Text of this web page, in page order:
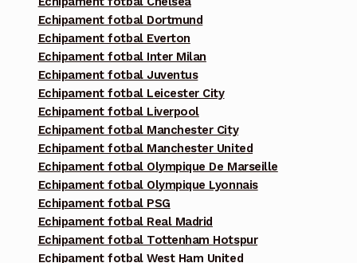
Echipament fotbal Dortmund
Echipament fotbal Everton
Echipament fotbal Inter Milan
Echipament fotbal Juventus
Echipament fotbal Leicester City
Echipament fotbal Liverpool
Echipament fotbal Manchester City
Echipament fotbal Manchester United
Echipament fotbal Olympique De Marseille
Echipament fotbal Olympique Lyonnais
Echipament fotbal PSG
Echipament fotbal Real Madrid
Echipament fotbal Tottenham Hotspur
Echipament fotbal West Ham United